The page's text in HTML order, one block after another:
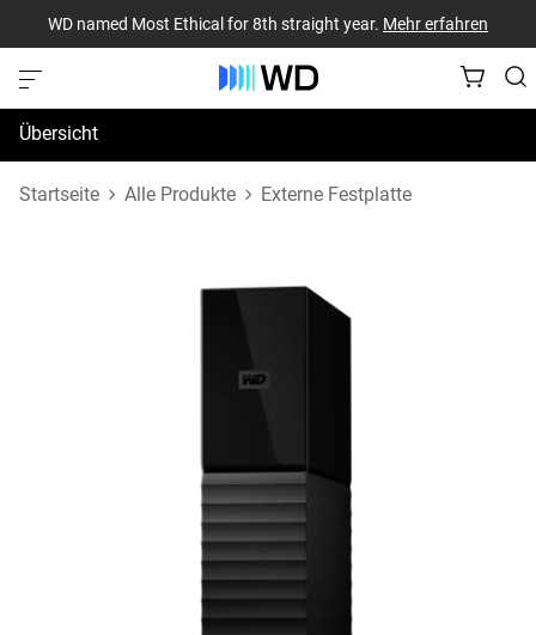
WD named Most Ethical for 8th straight year. Mehr erfahren
Übersicht
Technische Daten
Startseite Alle Produkte Externe Festplatte